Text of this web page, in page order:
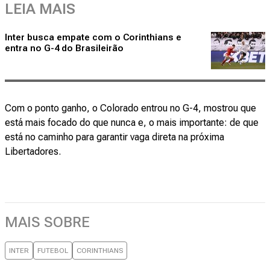
LEIA MAIS
Inter busca empate com o Corinthians e
entra no G-4 do Brasileirão
Com o ponto ganho, o Colorado entrou no G-4, mostrou que
está mais focado do que nunca e, o mais importante: de que
está no caminho para garantir vaga direta na próxima
Libertadores.
MAIS SOBRE
INTER FUTEBOL CORINTHIANS